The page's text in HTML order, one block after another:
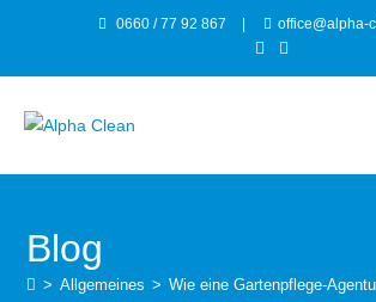
0660 / 77 92 867 office@alpha-
Blog
> Allgemeines > Wie eine Gartenpflege-